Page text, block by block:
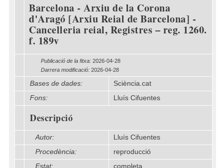
Barcelona - Arxiu de la Corona
d'Aragó [Arxiu Reial de Barcelona] -
Cancelleria reial, Registres – reg. 1260.
f. 189v
Publicació de la fitxa: 2026-04-28
Darrera modificació: 2026-04-28
Bases de dades:
Sciència.cat
Fons:
Lluís Cifuentes
Descripció
Autor:
Lluís Cifuentes
Procedència:
reproducció
Estat:
completa